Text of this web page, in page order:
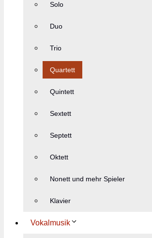
Solo
Duo
Trio
Quartett
Quintett
Sextett
Septett
Oktett
Nonett und mehr Spieler
Klavier
Vokalmusik